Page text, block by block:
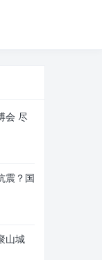
会 尽
震？国
山城